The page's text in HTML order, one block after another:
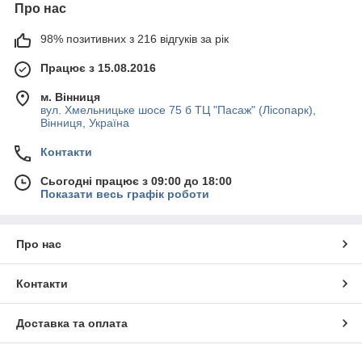
Про нас
98% позитивних з 216 відгуків за рік
Працює з 15.08.2016
м. Вінниця
вул. Хмельницьке шосе 75 б ТЦ "Пасаж" (Лісопарк),
Вінниця, Україна
Контакти
Сьогодні працює з 09:00 до 18:00
Показати весь графік роботи
Про нас
Контакти
Доставка та оплата